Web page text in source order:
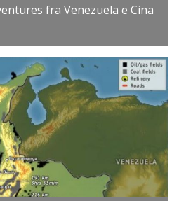
fra Venezuela e Cina